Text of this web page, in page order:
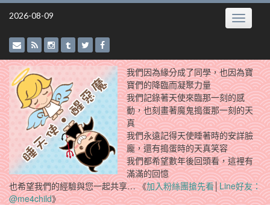
Skip
2026-08-09 Toggle
我們因為緣分成了同學，也因為寶
寶們的降臨而凝聚力量
我們記錄著天使來臨那一刻的感
動，也刻畫著魔鬼搗蛋那一刻的天
真
我們永遠記得天使睡著時的安詳臉
龐，還有搗蛋時的天真笑容
我們都希望數年後回頭看，這裡有
滿滿的回憶
也希望我們的經驗與您一起共享… 《加入粉絲團搶先看│Line好友：
@me4child》